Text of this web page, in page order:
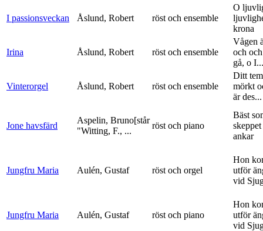
I passionsveckan Åslund, Robert röst och ensemble
O
krona
Irina Åslund, Robert röst och ensemble
Vågen
och
gå, o I...
Vinterorgel Åslund, Robert röst och ensemble
Ditt
mörkt
är des...
Jone havsfärd
Aspelin, Bruno[står
"Witting, F., ...
röst och piano
Bäst
ankar
Jungfru Maria Aulén, Gustaf röst och orgel
Hon
utför
vid
Jungfru Maria Aulén, Gustaf röst och piano
Hon
utför
vid